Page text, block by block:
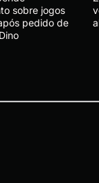
sobre jogos
pedido de